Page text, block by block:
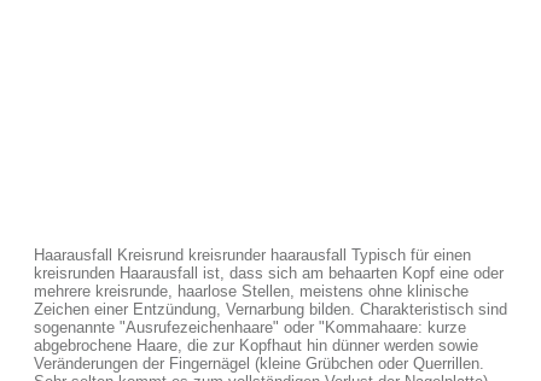
Haarausfall Kreisrund kreisrunder haarausfall Typisch für einen
kreisrunden Haarausfall ist, dass sich am behaarten Kopf eine oder
mehrere kreisrunde, haarlose Stellen, meistens ohne klinische
Zeichen einer Entzündung, Vernarbung bilden. Charakteristisch sind
sogenannte "Ausrufezeichenhaare" oder "Kommahaare: kurze
abgebrochene Haare, die zur Kopfhaut hin dünner werden sowie
Veränderungen der Fingernägel (kleine Grübchen oder Querrillen.